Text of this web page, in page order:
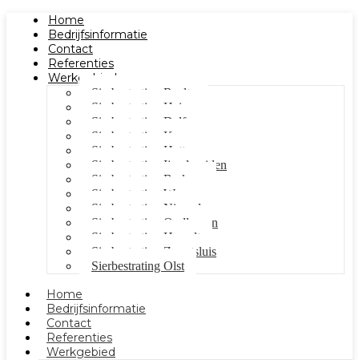
Home
Bedrijfsinformatie
Contact
Referenties
Werkgebied
Sierbestrating Raalte
Sierbestrating Heino
Sierbestrating Dalfsen
Sierbestrating Kampen
Sierbestrating Hattem
Sierbestrating Ijsselmuiden
Sierbestrating Berkum
Sierbestrating Wezep
Sierbestrating Nieuwleusen
Sierbestrating Oudleusen
Sierbestrating Hasselt
Sierbestrating Zwartsluis
Sierbestrating Olst
Home
Bedrijfsinformatie
Contact
Referenties
Werkgebied